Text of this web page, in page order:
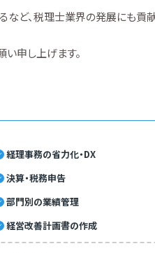
ど、税理士業界の発展にも貢献
い申し上げます。
経理事務の省力化・DX
決算・税務申告
部門別の業績管理
経営改善計画書の作成